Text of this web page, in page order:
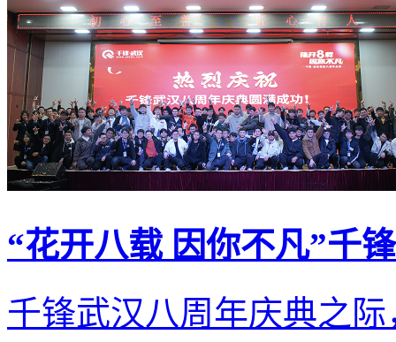
“花开八载 因你不凡”千
千锋武汉八周年庆典之